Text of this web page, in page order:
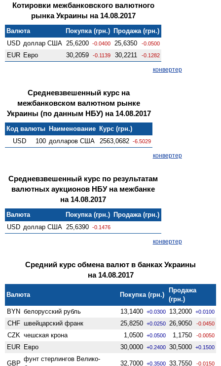
Котировки межбанковского валютного
рынка Украины на 14.08.2017
Валюта Покупка (грн.) Продажа (грн.)
USD доллар США 25,6200 -0.0400 25,6350 -0.0500
EUR Евро 30,2059 -0.1139 30,2211 -0.1282
конвертер
Средневзвешенный курс на
межбанковском валютном рынке
Украины (по данным НБУ) на 14.08.2017
Код валюты Наименование Курс (грн.)
USD
100 долларов США 2563,0682 -6.5029
конвертер
Средневзвешенный курс по результатам
валютных аукционов НБУ на межбанке
на 14.08.2017
Валюта Покупка (грн.) Продажа (грн.)
USD доллар США 25,6390 -0.1476
конвертер
Средний курс обмена валют в банках Украины
на 14.08.2017
Валюта Покупка (грн.)
Продажа
(грн.)
BYN белорусский рубль 13,1400 +0.0300 13,2000 +0.0100
CHF швейцарский франк 25,8250 +0.0250 26,9050 -0.0450
CZK чешская крона 1,0500 +0.0500 1,1750 -0.0050
EUR Евро 30,0000 +0.2400 30,5000 +0.1500
GBP
фунт стерлингов Велико­
32,7000 +0.3500 33,7550 -0.0150